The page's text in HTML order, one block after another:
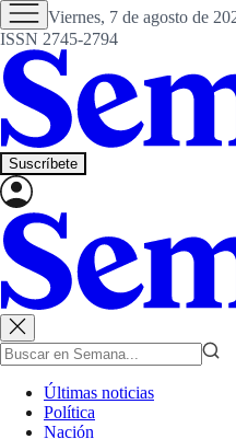
Viernes, 7 de agosto de
ISSN 2745-2794
Suscríbete
Últimas noticias
Política
Nación